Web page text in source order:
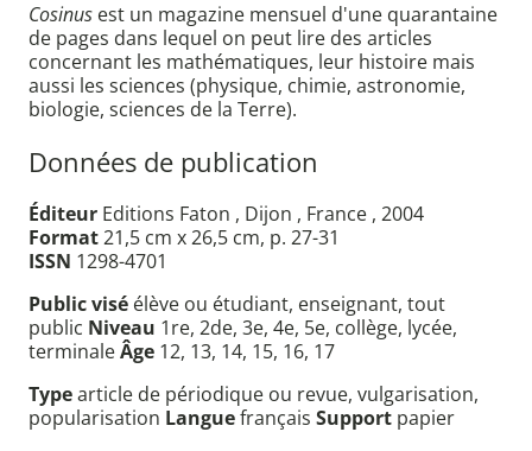
Cosinus est un magazine mensuel d'une quarantaine
de pages dans lequel on peut lire des articles
concernant les mathématiques, leur histoire mais
aussi les sciences (physique, chimie, astronomie,
biologie, sciences de la Terre).
Données de publication
Éditeur Editions Faton , Dijon , France , 2004
Format21,5 cm x 26,5 cm, p. 27-31
ISSN 1298-4701
Public visé élève ou étudiant, enseignant, tout
public Niveau 1re, 2de, 3e, 4e, 5e, collège, lycée,
terminaleÂge 12, 13, 14, 15, 16, 17
Typearticle de périodique ou revue, vulgarisation,
popularisation Languefrançais Support papier